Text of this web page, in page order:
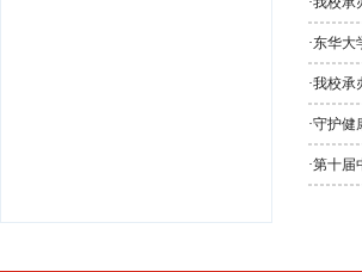
·东华大
·我校承
·守护健
·第十届